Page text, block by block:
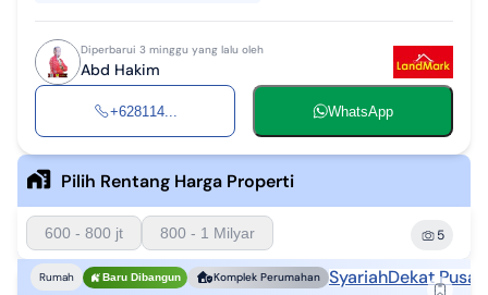
Diperbarui 3 minggu yang lalu oleh
Abd Hakim
+628114... WhatsApp
Pilih Rentang Harga Properti
600 - 800 jt 800 - 1 Milyar 5
Rumah Baru Dibangun Komplek Perumahan SyariahDekat